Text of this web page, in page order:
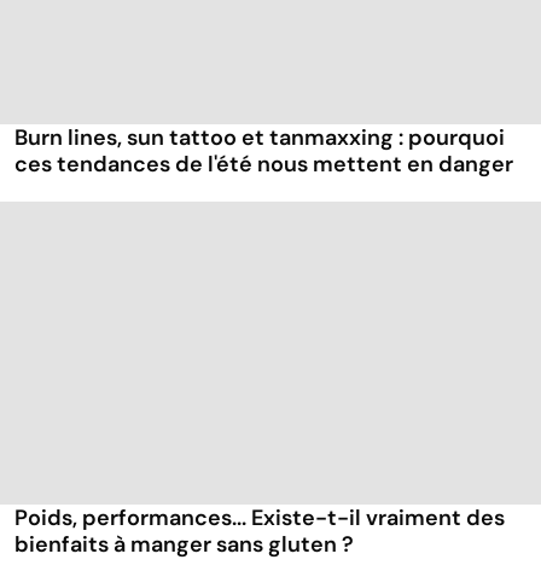
Burn lines, sun tattoo et tanmaxxing : pourquoi
ces tendances de l'été nous mettent en danger
Poids, performances... Existe-t-il vraiment des
bienfaits à manger sans gluten ?